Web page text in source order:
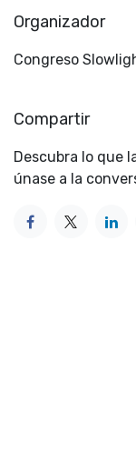
Organizador
Congreso
Compartir
Descubra lo que
únase a la